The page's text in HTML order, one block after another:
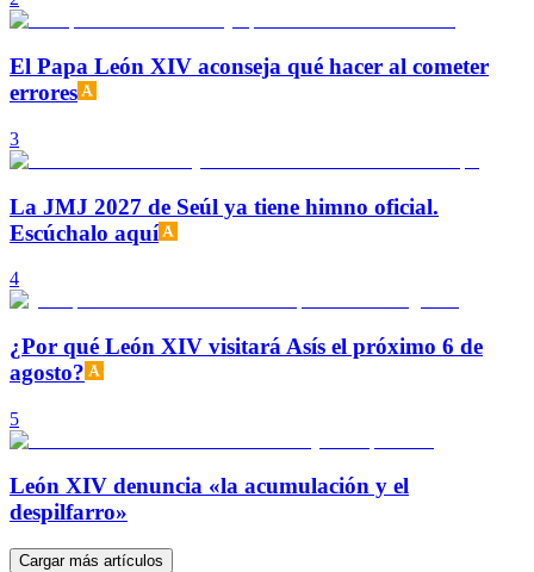
El Papa León XIV aconseja qué hacer al cometer
errores
3
La JMJ 2027 de Seúl ya tiene himno oficial.
Escúchalo aquí
4
¿Por qué León XIV visitará Asís el próximo 6 de
agosto?
5
León XIV denuncia «la acumulación y el
despilfarro»
Cargar más artículos